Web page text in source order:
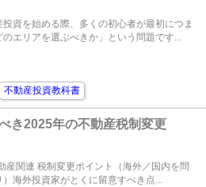
資を始める際、多くの初心者が最初につま
のエリアを選ぶべきか」という問題です...
不動産投資教科書
き2025年の不動産税制変更
産関連 税制変更ポイント（海外／国内を問
）海外投資家がとくに留意すべき点...